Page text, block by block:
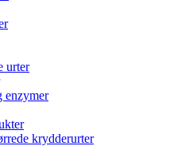
urter
enzymer
krydderurter